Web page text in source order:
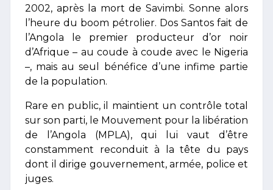
2002, après la mort de Savimbi. Sonne alors
l’heure du boom pétrolier. Dos Santos fait de
l’Angola le premier producteur d’or noir
d’Afrique – au coude à coude avec le Nigeria
–, mais au seul bénéfice d’une infime partie
de la population.
Rare en public, il maintient un contrôle total
sur son parti, le Mouvement pour la libération
de l’Angola (MPLA), qui lui vaut d’être
constamment reconduit à la tête du pays
dont il dirige gouvernement, armée, police et
juges.